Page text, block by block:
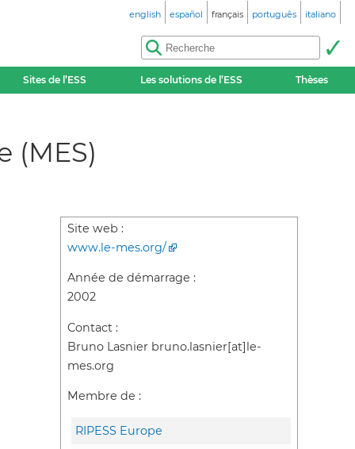
english español français português italiano
Sites de l’ESS Les solutions de l’ESS Thèses
(MES)
Site web :
www.le-mes.org/
Année de démarrage :
2002
Contact :
Bruno Lasnier bruno.lasnier[at]le-
mes.org
Membre de :
RIPESS Europe